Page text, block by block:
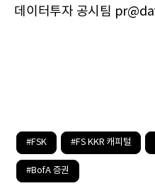
데이터투자 공시팀
#FSK #FS KKR 캐피털
#BofA 증권